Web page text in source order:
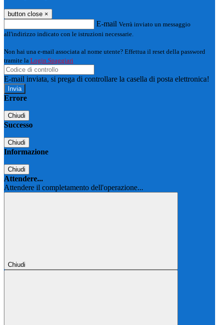
button close ×
E-mail Verrà inviato un messaggio
all'indirizzo indicato con le istruzioni necessarie.
Non hai una e-mail associata al nome utente? Effettua il reset della password
tramite la Login Spaggiari
E-mail inviata, si prega di controllare la casella di posta elettronica!
Errore
Chiudi
Successo
Chiudi
Informazione
Chiudi
Attendere...
Attendere il completamento dell'operazione...
Chiudi